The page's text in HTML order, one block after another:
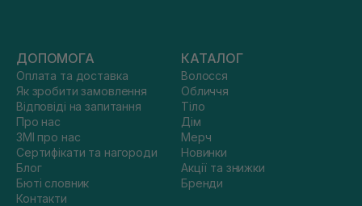
ДОПОМОГА
Оплата та доставка
Як зробити замовлення
Відповіді на запитання
Про нас
ЗМІ про нас
Сертифікати та нагороди
Блог
Бюті словник
Контакти
КАТАЛОГ
Волосся
Обличчя
Тіло
Дім
Мерч
Новинки
Акції та знижки
Бренди